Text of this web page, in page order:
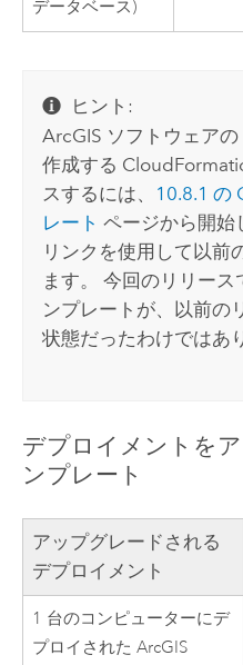
データベース)
ヒント:
ArcGIS ソフトウェア
作成する
スするには、 10.8.1 の
レート ページから開始
リンクを使用して以前
ます。 今回のリリー
ンプレートが、以前の
状態だったわけではあ
デプロイメントを
ンプレート
アップグレードされる
デプロイメント
1 台のコンピューターにデ
プロイされたArcGIS